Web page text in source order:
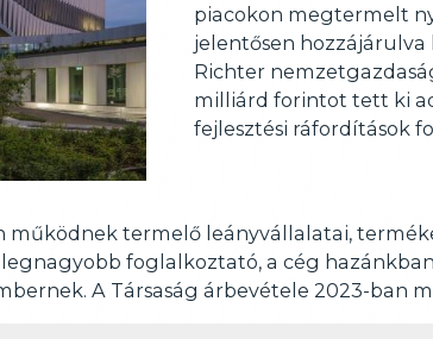
piacokon megtermelt
jelentősen hozzájárulva
Richter
milliárd forintot tett ki
fejlesztési ráfordítások
termelő leányvállalatai,
foglalkoztató, a cég
A Társaság árbevétele 2023-ban